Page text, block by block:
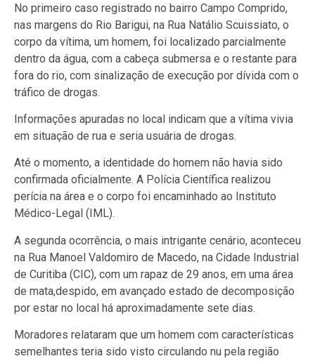
No primeiro caso registrado no bairro Campo Comprido,
nas margens do Rio Barigui, na Rua Natálio Scuissiato, o
corpo da vítima, um homem, foi localizado parcialmente
dentro da água, com a cabeça submersa e o restante para
fora do rio, com sinalização de execução por dívida com o
tráfico de drogas.
Informações apuradas no local indicam que a vítima vivia
em situação de rua e seria usuária de drogas.
Até o momento, a identidade do homem não havia sido
confirmada oficialmente. A Polícia Científica realizou
perícia na área e o corpo foi encaminhado ao Instituto
Médico-Legal (IML).
A segunda ocorrência, o mais intrigante cenário, aconteceu
na Rua Manoel Valdomiro de Macedo, na Cidade Industrial
de Curitiba (CIC), com um rapaz de 29 anos, em uma área
de mata,despido, em avançado estado de decomposição
por estar no local há aproximadamente sete dias.
Moradores relataram que um homem com características
semelhantes teria sido visto circulando nu pela região